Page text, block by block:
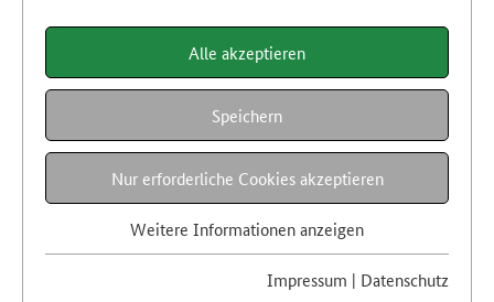
Alle akzeptieren
Speichern
Nur erforderliche Cookies akzeptieren
Weitere Informationen anzeigen
Impressum | Datenschutz